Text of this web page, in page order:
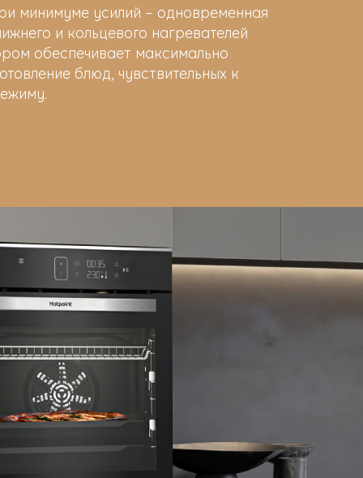
минимуме усилий – одновременная
и кольцевого нагревателей
обеспечивает максимально
блюд, чувствительных к